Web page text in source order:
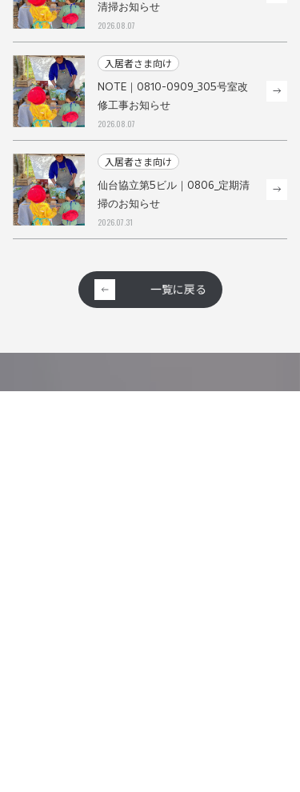
清掃お知らせ
協立第12ビル｜0816_共用部定期
清掃お知らせ
2026.08.07
入居者さま向け
入居者さま向け
NOTE｜0810-0909_305号室改
修工事お知らせ
NOTE｜0810-0909_305号室改
修工事お知らせ
2026.08.07
入居者さま向け
入居者さま向け
仙台協立第5ビル｜0806_定期清
掃のお知らせ
仙台協立第5ビル｜0806_定期清
掃のお知らせ
2026.07.31
一覧に戻る